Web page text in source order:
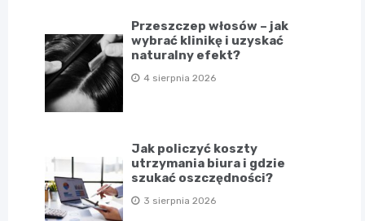
Przeszczep włosów – jak
wybrać klinikę i uzyskać
naturalny efekt?
4 sierpnia 2026
Jak policzyć koszty
utrzymania biura i gdzie
szukać oszczędności?
3 sierpnia 2026